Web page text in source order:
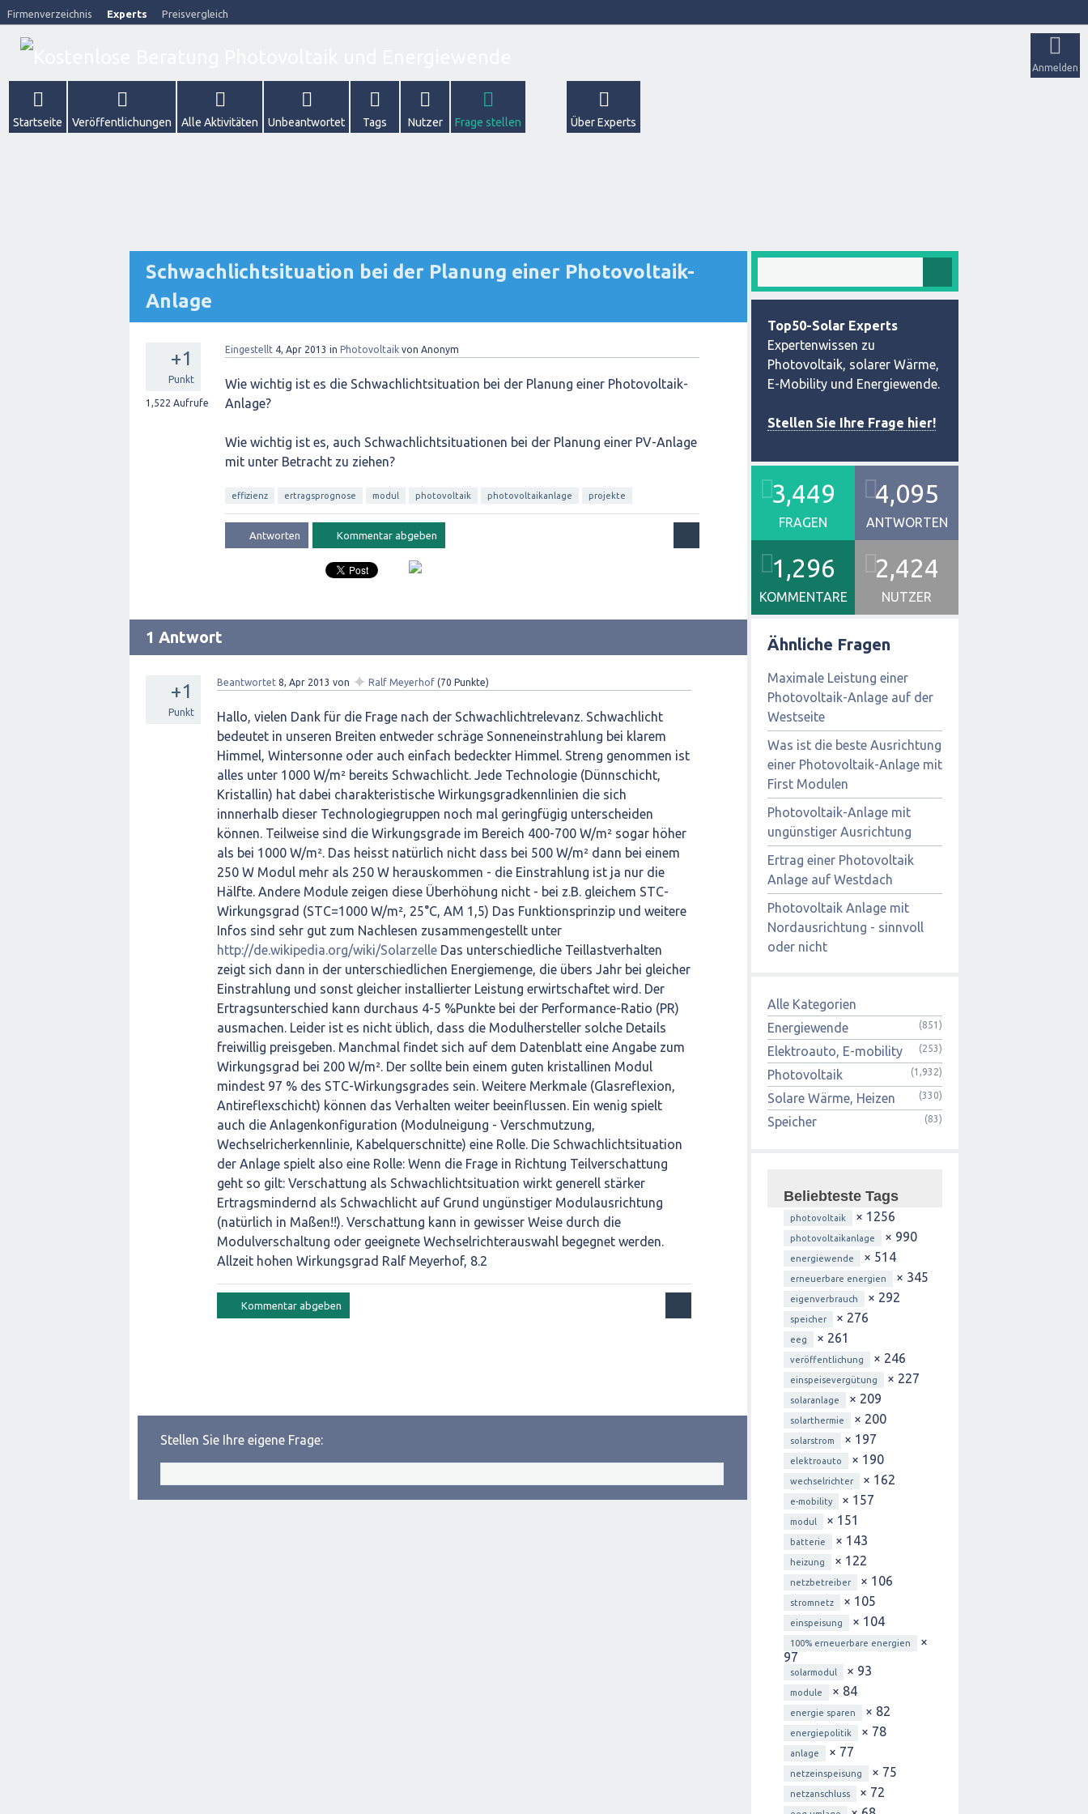
Firmenverzeichnis Experts Preisvergleich
Anmelden
Startseite Veröffentlichungen Alle Aktivitäten Unbeantwortet Tags Nutzer Frage stellen Über Experts
Schwachlichtsituation bei der Planung einer Photovoltaik-
Anlage
+1
Punkt
1,522 Aufrufe
Eingestellt 4, Apr 2013 in Photovoltaik von Anonym
Wie wichtig ist es die Schwachlichtsituation bei der Planung einer Photovoltaik-
Anlage?
Wie wichtig ist es, auch Schwachlichtsituationen bei der Planung einer PV-Anlage
mit unter Betracht zu ziehen?
effizienz ertragsprognose modul photovoltaik photovoltaikanlage projekte
1 Antwort
+1
Punkt
Beantwortet 8, Apr 2013 von ✦ Ralf Meyerhof (70 Punkte)
Hallo, vielen Dank für die Frage nach der Schwachlichtrelevanz. Schwachlicht
bedeutet in unseren Breiten entweder schräge Sonneneinstrahlung bei klarem
Himmel, Wintersonne oder auch einfach bedeckter Himmel. Streng genommen ist
alles unter 1000 W/m² bereits Schwachlicht. Jede Technologie (Dünnschicht,
Kristallin) hat dabei charakteristische Wirkungsgradkennlinien die sich
innnerhalb dieser Technologiegruppen noch mal geringfügig unterscheiden
können. Teilweise sind die Wirkungsgrade im Bereich 400-700 W/m² sogar höher
als bei 1000 W/m². Das heisst natürlich nicht dass bei 500 W/m² dann bei einem
250 W Modul mehr als 250 W herauskommen - die Einstrahlung ist ja nur die
Hälfte. Andere Module zeigen diese Überhöhung nicht - bei z.B. gleichem STC-
Wirkungsgrad (STC=1000 W/m², 25°C, AM 1,5) Das Funktionsprinzip und weitere
Infos sind sehr gut zum Nachlesen zusammengestellt unter
http://de.wikipedia.org/wiki/Solarzelle Das unterschiedliche Teillastverhalten
zeigt sich dann in der unterschiedlichen Energiemenge, die übers Jahr bei gleicher
Einstrahlung und sonst gleicher installierter Leistung erwirtschaftet wird. Der
Ertragsunterschied kann durchaus 4-5 %Punkte bei der Performance-Ratio (PR)
ausmachen. Leider ist es nicht üblich, dass die Modulhersteller solche Details
freiwillig preisgeben. Manchmal findet sich auf dem Datenblatt eine Angabe zum
Wirkungsgrad bei 200 W/m². Der sollte bein einem guten kristallinen Modul
mindest 97 % des STC-Wirkungsgrades sein. Weitere Merkmale (Glasreflexion,
Antireflexschicht) können das Verhalten weiter beeinflussen. Ein wenig spielt
auch die Anlagenkonfiguration (Modulneigung - Verschmutzung,
Wechselricherkennlinie, Kabelquerschnitte) eine Rolle. Die Schwachlichtsituation
der Anlage spielt also eine Rolle: Wenn die Frage in Richtung Teilverschattung
geht so gilt: Verschattung als Schwachlichtsituation wirkt generell stärker
Ertragsmindernd als Schwachlicht auf Grund ungünstiger Modulausrichtung
(natürlich in Maßen!!). Verschattung kann in gewisser Weise durch die
Modulverschaltung oder geeignete Wechselrichterauswahl begegnet werden.
Allzeit hohen Wirkungsgrad Ralf Meyerhof, 8.2
Stellen Sie Ihre eigene Frage:
Top50-Solar Experts
Expertenwissen zu
Photovoltaik, solarer Wärme,
E-Mobility und Energiewende.
Stellen Sie Ihre Frage hier!
3,449
FRAGEN
4,095
ANTWORTEN
1,296
KOMMENTARE
2,424
NUTZER
Ähnliche Fragen
Maximale Leistung einer
Photovoltaik-Anlage auf der
Westseite
Was ist die beste Ausrichtung
einer Photovoltaik-Anlage mit
First Modulen
Photovoltaik-Anlage mit
ungünstiger Ausrichtung
Ertrag einer Photovoltaik
Anlage auf Westdach
Photovoltaik Anlage mit
Nordausrichtung - sinnvoll
oder nicht
Alle Kategorien
Energiewende
(851)
Elektroauto, E-mobility (253)
Photovoltaik (1,932)
Solare Wärme, Heizen (330)
Speicher (83)
Beliebteste Tags
photovoltaik × 1256
photovoltaikanlage × 990
energiewende × 514
erneuerbare energien × 345
eigenverbrauch × 292
speicher × 276
eeg × 261
veröffentlichung × 246
einspeisevergütung × 227
solaranlage × 209
solarthermie × 200
solarstrom × 197
elektroauto × 190
wechselrichter × 162
e-mobility × 157
modul × 151
batterie × 143
heizung × 122
netzbetreiber × 106
stromnetz × 105
einspeisung × 104
100% erneuerbare energien
×
97
solarmodul × 93
module × 84
energie sparen × 82
energiepolitik × 78
anlage × 77
netzeinspeisung × 75
netzanschluss × 72